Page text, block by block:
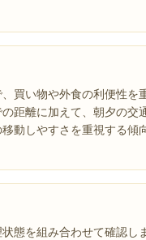
買い物や外食の利便性を
距離に加えて、朝夕の交
動しやすさを重視する傾
態を組み合わせて確認し